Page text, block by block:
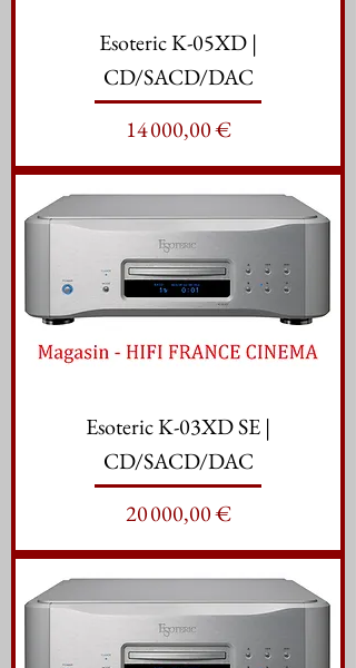
Esoteric K-05XD |
CD/SACD/DAC
Prix
14 000,00 €
Esoteric K-03XD SE |
CD/SACD/DAC
Prix
20 000,00 €